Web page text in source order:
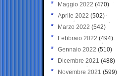
Maggio 2022 (470)
Aprile 2022 (502)
Marzo 2022 (542)
Febbraio 2022 (494)
Gennaio 2022 (510)
Dicembre 2021 (488)
Novembre 2021 (599)